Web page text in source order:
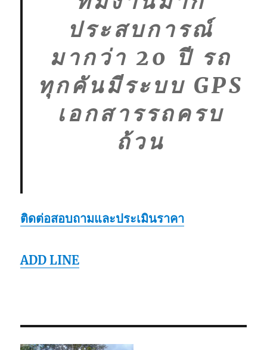
ประสบการณ์
มากว่า 20 ปี รถ
ทุกคันมีระบบ GPS
เอกสารรถครบ
ถ้วน
ติดต่อสอบถามและประเมินราคา
ADD LINE